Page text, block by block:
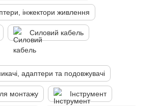
інжектори живлення
Силовий кабель
адаптери та подовжувачі
монтажу Інструмент